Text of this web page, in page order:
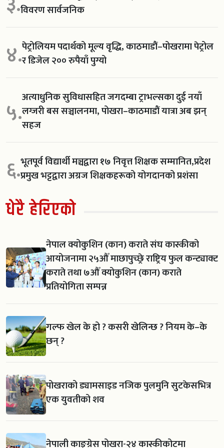
विवरण सार्वजनिक
४.पेट्रोलियम पदार्थको मूल्य वृद्धि, काठमाडौं–पोखरामा पेट्रोल
र डिजेल २०० रुपैयाँ पुग्यो
५.अत्याधुनिक सुविधासहित जगदम्बा ट्राभल्सका दुई नयाँ
लग्जरी बस सञ्चालनमा, पोखरा–काठमाडौं यात्रा अब झन्
सहज
६.भूतपूर्व विद्यार्थी मञ्चद्वारा १७ निवृत्त शिक्षक सम्मानित,प्रदेश
प्रमुख भट्टद्वारा अग्रज शिक्षकहरूको योगदानको प्रशंसा
धेरै हेरिएको
नेपाल क्योकुशिन (कान) कराते संघ कास्कीको
आयोजनामा २५औँ माछापुच्छ्रे राष्ट्रिय फुल कन्ट्याक्ट
कराते तथा ७औँ क्योकुशिन (कान) कराते
प्रतियोगिता सम्पन्न
गल्फ खेल के हो ? कसरी खेलिन्छ ? नियम के–के
छन् ?
पोखराको ड्यामसाइड नजिक पुलमुनि सुटकेसभित्र
एक युवतीको शव
नेपाली काङ्ग्रेस पोखरा-२४ कास्कीकोटमा